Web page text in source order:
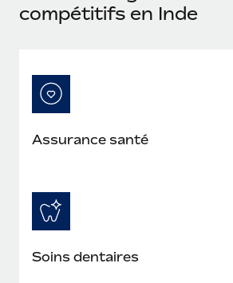
compétitifs en Inde
Assurance santé
Soins dentaires